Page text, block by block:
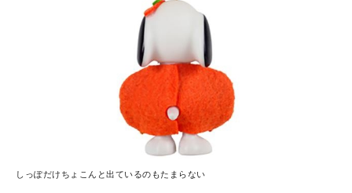
しっぽだけちょこんと出ているのもたまらない